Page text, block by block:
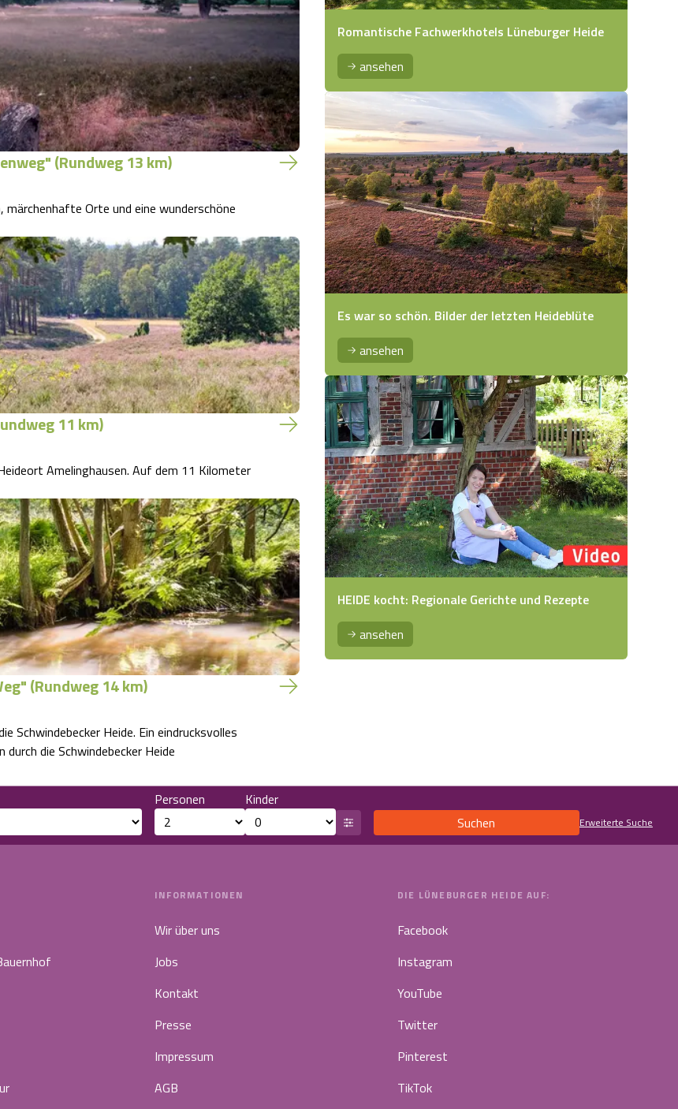
(Rundweg 13 km)
Orte und eine wunderschöne
11 km)
Auf dem 11 Kilometer
(Rundweg 14 km)
Schwindebecker Heide. Ein eindrucksvolles
von Heidelandschaften Wandern durch die Schwindebecker Heide
Romantische Fachwerkhotels Lüneburger Heide
ansehen
Es war so schön. Bilder der letzten Heideblüte
ansehen
HEIDE kocht: Regionale Gerichte und Rezepte
ansehen
Personen
Kinder
Suchen
Erweiterte Suche
INFORMATIONEN
Wir über uns
Jobs
Kontakt
Presse
Impressum
AGB
DIE LÜNEBURGER HEIDE AUF:
Facebook
Instagram
YouTube
Twitter
Pinterest
TikTok